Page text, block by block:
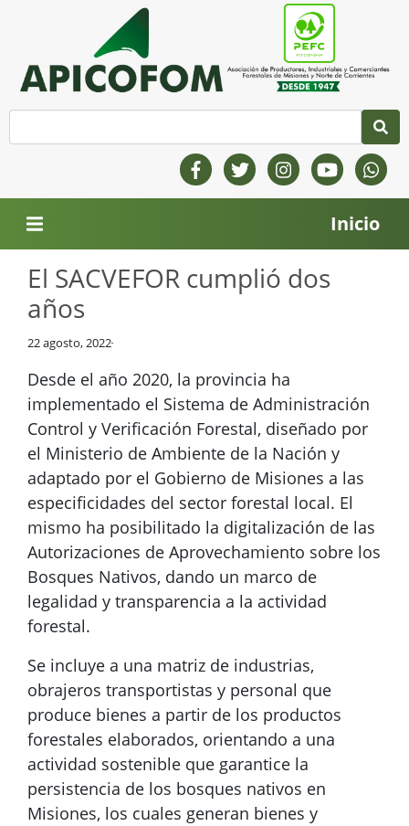
Inicio
El SACVEFOR cumplió dos
años
22 agosto, 2022
Desde el año 2020, la provincia ha
implementado el Sistema de Administración
Control y Verificación Forestal, diseñado por
el Ministerio de Ambiente de la Nación y
adaptado por el Gobierno de Misiones a las
especificidades del sector forestal local. El
mismo ha posibilitado la digitalización de las
Autorizaciones de Aprovechamiento sobre los
Bosques Nativos, dando un marco de
legalidad y transparencia a la actividad
forestal.
Se incluye a una matriz de industrias,
obrajeros transportistas y personal que
produce bienes a partir de los productos
forestales elaborados, orientando a una
actividad sostenible que garantice la
persistencia de los bosques nativos en
Misiones, los cuales generan bienes y